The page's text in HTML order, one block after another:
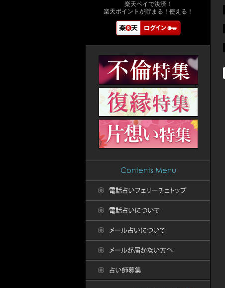
楽天ペイで決済！
楽天ポイントが貯まる！使える！